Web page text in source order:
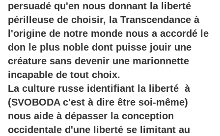
persuadé qu'en nous donnant la liberté
périlleuse de choisir, la Transcendance à
l'origine de notre monde nous a accordé le
don le plus noble dont puisse jouir une
créature sans devenir une marionnette
incapable de tout choix.
La culture russe identifiant la liberté à
(SVOBODA c'est à dire être soi-même)
nous aide à dépasser la conception
occidentale d'une liberté se limitant au